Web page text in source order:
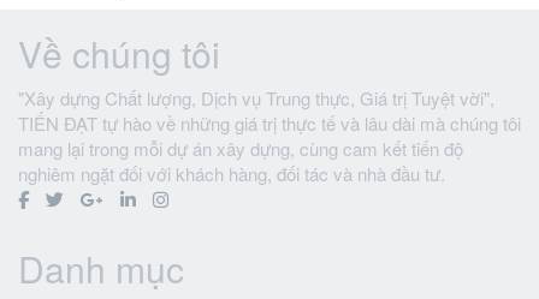
Về chúng tôi
"Xây dựng Chất lượng, Dịch vụ Trung thực, Giá trị Tuyệt vời",
TIẾN ĐẠT tự hào về những giá trị thực tế và lâu dài mà chúng tôi
mang lại trong mỗi dự án xây dựng, cùng cam kết tiến độ
nghiêm ngặt đối với khách hàng, đối tác và nhà đầu tư.
Danh mục